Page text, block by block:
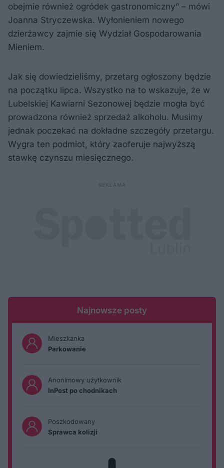
obejmie również ogródek gastronomiczny” – mówi
Joanna Stryczewska. Wyłonieniem nowego
dzierżawcy zajmie się Wydział Gospodarowania
Mieniem.
Jak się dowiedzieliśmy, przetarg ogłoszony będzie
na początku lipca. Wszystko na to wskazuje, że w
Lubelskiej Kawiarni Sezonowej będzie mogła być
prowadzona również sprzedaż alkoholu. Musimy
jednak poczekać na dokładne szczegóły przetargu.
Wygra ten podmiot, który zaoferuje najwyższą
stawkę czynszu miesięcznego.
Najnowsze posty
Mieszkanka
Parkowanie
Anonimowy użytkownik
InPost po chodnikach
Poszkodowany
Sprawca kolizji